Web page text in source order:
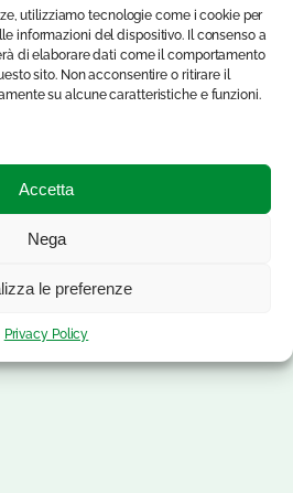
utilizziamo tecnologie come i cookie per
informazioni del dispositivo. Il consenso a
di elaborare dati come il comportamento
sito. Non acconsentire o ritirare il
su alcune caratteristiche e funzioni.
Accetta
Nega
le preferenze
Privacy Policy